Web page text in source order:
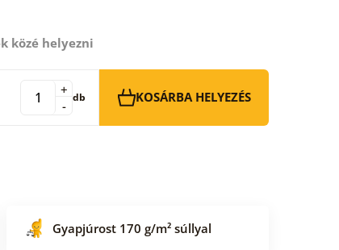
közé helyezni
-
+ db KOSÁRBA HELYEZÉS
Gyapjúrost 170 g/m² súllyal